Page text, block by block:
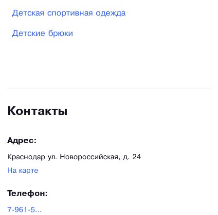
Детская спортивная одежда
Детские брюки
Контакты
Адрес:
Краснодар ул. Новороссийская, д. 24
На карте
Телефон:
7-961-590-28-74